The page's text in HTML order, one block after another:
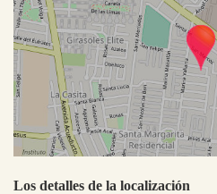
Los detalles de la localización